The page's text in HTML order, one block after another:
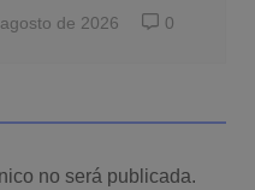
de 2026 0
no será publicada.